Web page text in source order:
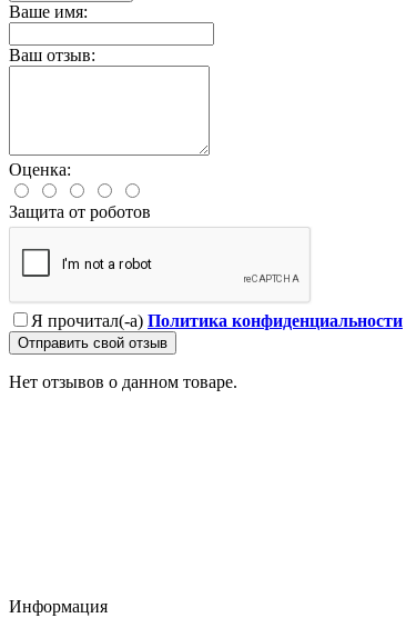
Ваше имя:
Ваш отзыв:
Оценка:
Защита от роботов
Я прочитал(-а) Политика конфиденциальности
Отправить свой отзыв
Нет отзывов о данном товаре.
Информация